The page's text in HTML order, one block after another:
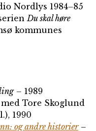
Nordlys 1984–85
Du skal høre
kommunes
– 1989
Tore Skoglund
1990
og andre historier–